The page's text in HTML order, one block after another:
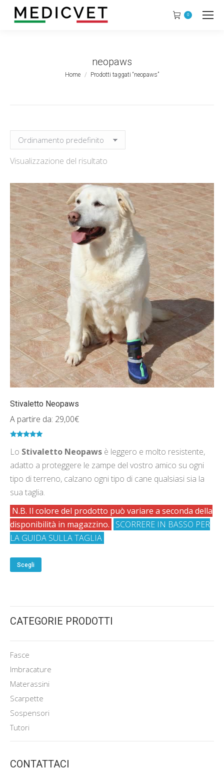
0
neopaws
Tu sei qui:
Home Prodotti taggati “neopaws”
Visualizzazione del risultato
Stivaletto Neopaws
A partire da: 29,00€
5.00 su 5
Lo Stivaletto Neopaws è leggero e molto resistente,
adatto a proteggere le zampe del vostro amico su ogni
tipo di terreno, calzano ogni tipo di cane qualsiasi sia la
sua taglia.
N.B. Il colore del prodotto può variare a seconda della
disponibilità in magazzino.
SCORRERE IN BASSO PER
LA GUIDA SULLA TAGLIA
Scegli
CATEGORIE PRODOTTI
Fasce
Imbracature
Materassini
Scarpette
Sospensori
Tutori
CONTATTACI